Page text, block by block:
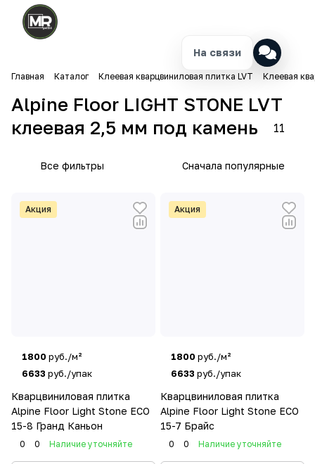
Главная Каталог Клеевая кварцвиниловая плитка LVT Клеевая
Alpine Floor LIGHT STONE LVT
клеевая 2,5 мм под камень
11
Все фильтры Сначала популярные
Акция
1800 руб./м²
6633 руб./упак
Кварцвиниловая плитка
Alpine Floor Light Stone ECO
15-8 Гранд Каньон
0 0 Наличие уточняйте
Акция
1800 руб./м²
6633 руб./упак
Кварцвиниловая плитка
Alpine Floor Light Stone ECO
15-7 Брайс
0 0 Наличие уточняйте
На связи